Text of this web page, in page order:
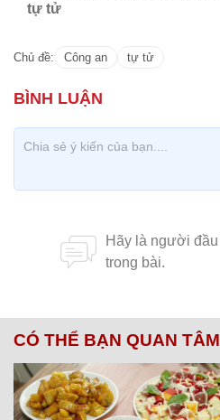
tự tử
Chủ đề: Công an tự tử
CÓ THỂ BẠN QUAN TÂM